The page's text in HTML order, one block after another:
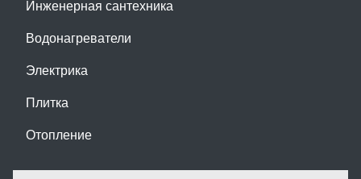
Инженерная сантехника
Водонагреватели
Электрика
Плитка
Отопление